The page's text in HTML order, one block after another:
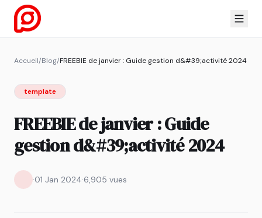
Accueil/Blog/FREEBIE de janvier : Guide gestion d&#39;activité 2024
template
FREEBIE de janvier : Guide
gestion d&#39;activité 2024
·01 Jan 2024·6,905 vues